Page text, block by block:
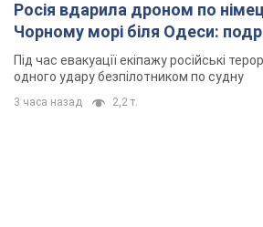
Росія вдарила дроном по
Чорному морі біля Одеси:
Під час евакуації екіпажу російські
одного удару безпілотником по судну
3 часа назад 2,2 т.